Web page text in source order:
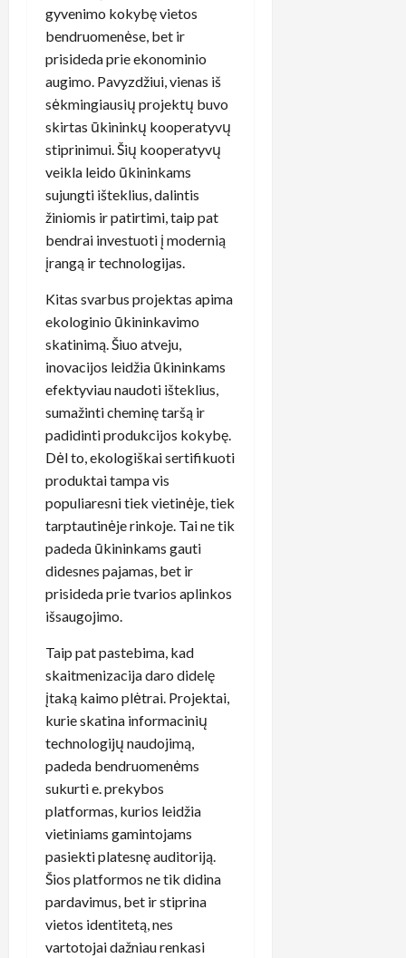
gyvenimo kokybę vietos
bendruomenėse, bet ir
prisideda prie ekonominio
augimo. Pavyzdžiui, vienas iš
sėkmingiausių projektų buvo
skirtas ūkininkų kooperatyvų
stiprinimui. Šių kooperatyvų
veikla leido ūkininkams
sujungti išteklius, dalintis
žiniomis ir patirtimi, taip pat
bendrai investuoti į modernią
įrangą ir technologijas.
Kitas svarbus projektas apima
ekologinio ūkininkavimo
skatinimą. Šiuo atveju,
inovacijos leidžia ūkininkams
efektyviau naudoti išteklius,
sumažinti cheminę taršą ir
padidinti produkcijos kokybę.
Dėl to, ekologiškai sertifikuoti
produktai tampa vis
populiaresni tiek vietinėje, tiek
tarptautinėje rinkoje. Tai ne tik
padeda ūkininkams gauti
didesnes pajamas, bet ir
prisideda prie tvarios aplinkos
išsaugojimo.
Taip pat pastebima, kad
skaitmenizacija daro didelę
įtaką kaimo plėtrai. Projektai,
kurie skatina informacinių
technologijų naudojimą,
padeda bendruomenėms
sukurti e. prekybos
platformas, kurios leidžia
vietiniams gamintojams
pasiekti platesnę auditoriją.
Šios platformos ne tik didina
pardavimus, bet ir stiprina
vietos identitetą, nes
vartotojai dažniau renkasi